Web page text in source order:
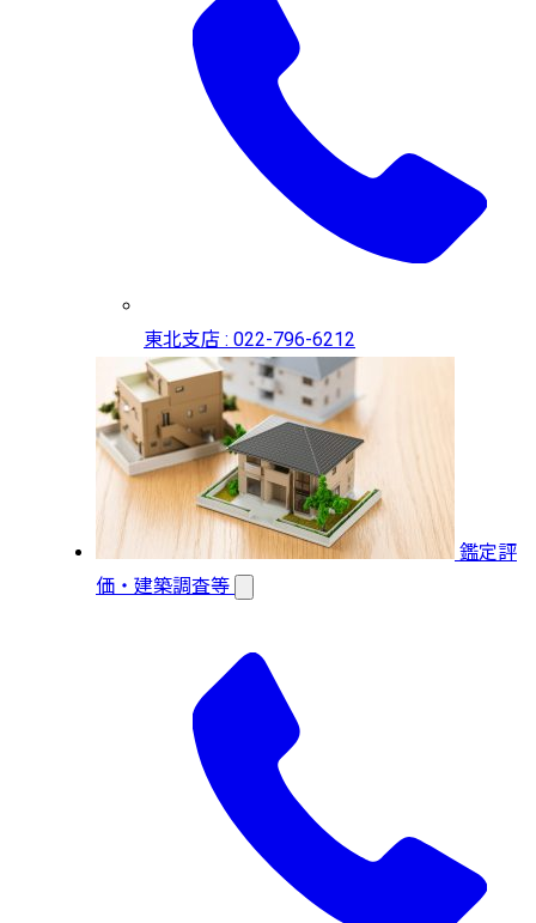
東北支店 : 022-796-6212
鑑定評
価・建築調査等